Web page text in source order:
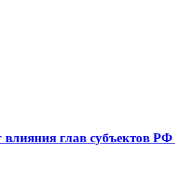
глав субъектов